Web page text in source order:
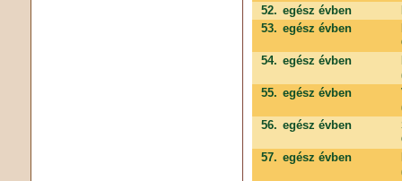
52. egész évben
53. egész évben
54. egész évben
55. egész évben
56. egész évben
57. egész évben